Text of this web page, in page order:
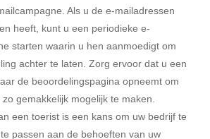
Als u de e-mailadressen
heeft, kunt u een periodieke e-
starten waarin u hen aanmoedigt om
achter te laten. Zorg ervoor dat u een
de beoordelingspagina opneemt om
gemakkelijk mogelijk te maken.
een toerist is een kans om uw bedrijf te
passen aan de behoeften van uw